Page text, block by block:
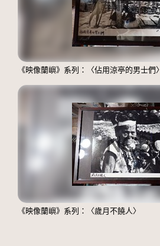
《映像蘭嶼》系列：〈佔用涼亭的男士們〉
《映像蘭嶼》系列：〈歲月不饒人〉